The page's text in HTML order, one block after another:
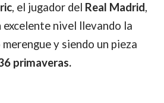
, el jugador del Real Madrid,
excelente nivel llevando la
y siendo un pieza
primaveras.